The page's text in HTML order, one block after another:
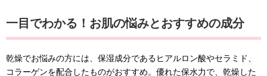
一目でわかる！お肌の悩みとおすすめの成分
乾燥でお悩みの方には、保湿成分であるヒアルロン酸やセラミド、
コラーゲンを配合したものがおすすめ。優れた保水力で、乾燥した